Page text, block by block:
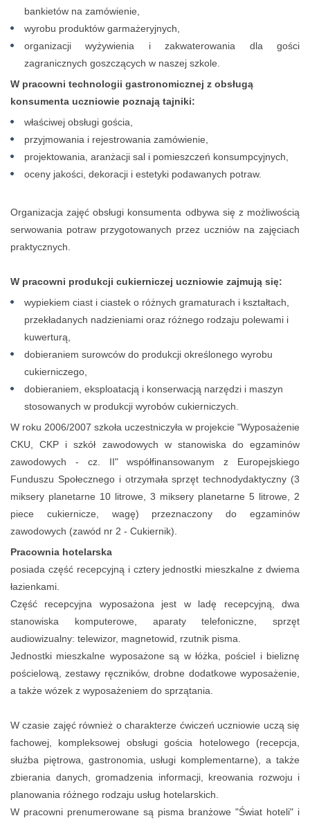
bankietów na zamówienie,
wyrobu produktów garmażeryjnych,
organizacji wyżywienia i zakwaterowania dla gości
zagranicznych goszczących w naszej szkole.
W pracowni technologii gastronomicznej z obsługą
konsumenta uczniowie poznają tajniki:
właściwej obsługi gościa,
przyjmowania i rejestrowania zamówienie,
projektowania, aranżacji sal i pomieszczeń konsumpcyjnych,
oceny jakości, dekoracji i estetyki podawanych potraw.
Organizacja zajęć obsługi konsumenta odbywa się z możliwością
serwowania potraw przygotowanych przez uczniów na zajęciach
praktycznych.
W pracowni produkcji cukierniczej uczniowie zajmują się:
wypiekiem ciast i ciastek o różnych gramaturach i kształtach,
przekładanych nadzieniami oraz różnego rodzaju polewami i
kuwerturą,
dobieraniem surowców do produkcji określonego wyrobu
cukierniczego,
dobieraniem, eksploatacją i konserwacją narzędzi i maszyn
stosowanych w produkcji wyrobów cukierniczych.
W roku 2006/2007 szkoła uczestniczyła w projekcie "Wyposażenie
CKU, CKP i szkół zawodowych w stanowiska do egzaminów
zawodowych - cz. II" współfinansowanym z Europejskiego
Funduszu Społecznego i otrzymała sprzęt technodydaktyczny (3
miksery planetarne 10 litrowe, 3 miksery planetarne 5 litrowe, 2
piece cukiernicze, wagę) przeznaczony do egzaminów
zawodowych (zawód nr 2 - Cukiernik).
Pracownia hotelarska
posiada część recepcyjną i cztery jednostki mieszkalne z dwiema
łazienkami.
Część recepcyjna wyposażona jest w ladę recepcyjną, dwa
stanowiska komputerowe, aparaty telefoniczne, sprzęt
audiowizualny: telewizor, magnetowid, rzutnik pisma.
Jednostki mieszkalne wyposażone są w łóżka, pościel i bieliznę
pościelową, zestawy ręczników, drobne dodatkowe wyposażenie,
a także wózek z wyposażeniem do sprzątania.
W czasie zajęć również o charakterze ćwiczeń uczniowie uczą się
fachowej, kompleksowej obsługi gościa hotelowego (recepcja,
służba piętrowa, gastronomia, usługi komplementarne), a także
zbierania danych, gromadzenia informacji, kreowania rozwoju i
planowania różnego rodzaju usług hotelarskich.
W pracowni prenumerowane są pisma branżowe "Świat hoteli" i